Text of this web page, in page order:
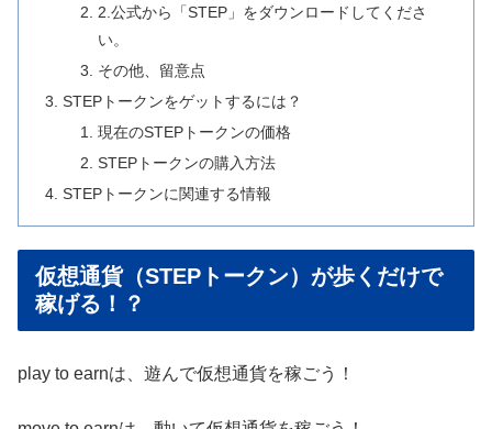
2.公式から「STEP」をダウンロードしてくださ
い。
その他、留意点
STEPトークンをゲットするには？
現在のSTEPトークンの価格
STEPトークンの購入方法
STEPトークンに関連する情報
仮想通貨（STEPトークン）が歩くだけで
稼げる！？
play to earnは、遊んで仮想通貨を稼ごう！